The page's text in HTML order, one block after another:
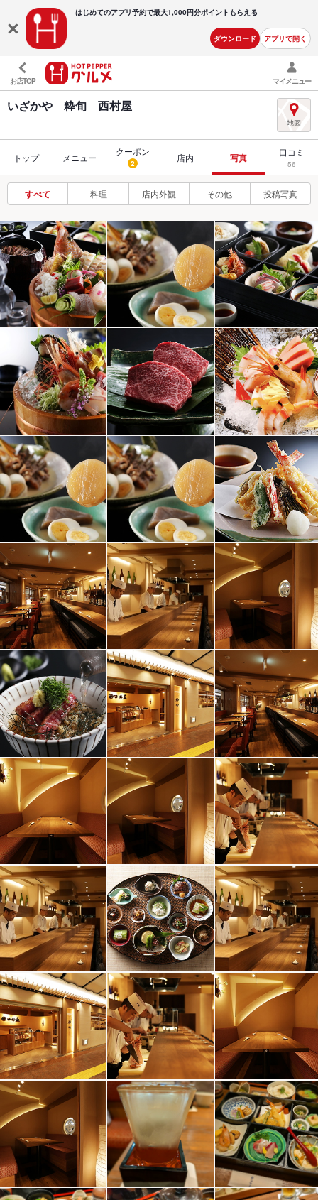
はじめてのアプリ予約で最大1,000円分ポイントもらえる
ダウンロード アプリで開く
お店TOP マイメニュー
いざかや 粋旬 西村屋
トップ メニュー
クーポン
2 店内 写真 口コミ
56
すべて 料理 店内外観 その他 投稿写真